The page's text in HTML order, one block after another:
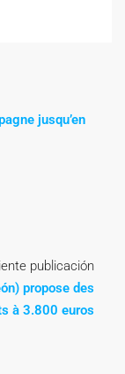
jusqu’en
publicación
propose des
à 3.800 euros